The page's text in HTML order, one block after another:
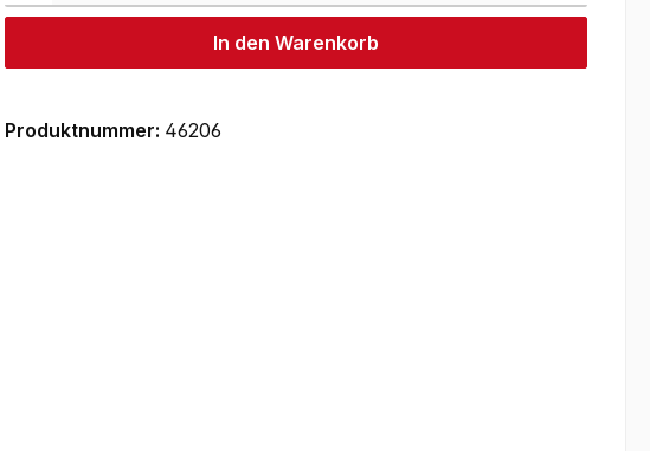
In den Warenkorb
Produktnummer: 46206